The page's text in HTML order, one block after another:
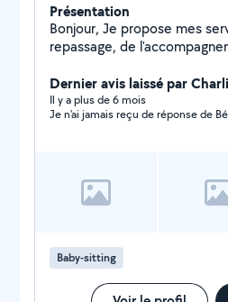
Présentation
Bonjour, Je propose mes
repassage, de
Dernier avis laissé par
Il y a plus de 6 mois
Je n'ai jamais reçu de réponse de
Baby-sitting